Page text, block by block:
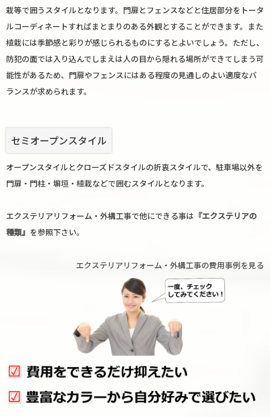
栽等で囲うスタイルとなります。門扉とフェンスなどと住居部分をトータ
ルコーディネートすればまとまりのある外観とすることができます。また
植栽には季節感と彩りが感じられるものにするとよいでしょう。ただし、
防犯の面では入り込んでしまえは人の目から隠れる場所ができてしまう可
能性があるため、門扉やフェンスにはある程度の見通しのよい適度なバ
ランスが求められます。
セミオープンスタイル
オープンスタイルとクローズドスタイルの折衷スタイルで、駐車場以外を
門扉・門柱・塀垣・植栽などで囲むスタイルとなります。
エクステリアリフォーム・外構工事で他にできる事は 『エクステリアの
種類』 を参照下さい。
エクステリアリフォーム・外構工事の費用事例を見る